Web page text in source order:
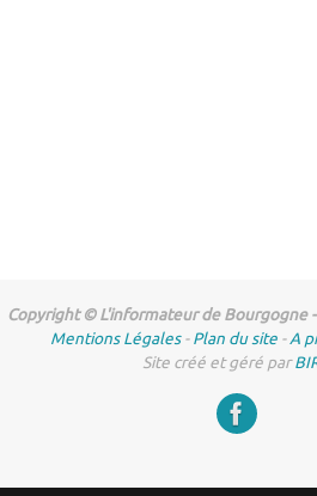
Copyright © L'informateur de Bourgogne
Mentions Légales-Plan du site -A
Site créé et géré par